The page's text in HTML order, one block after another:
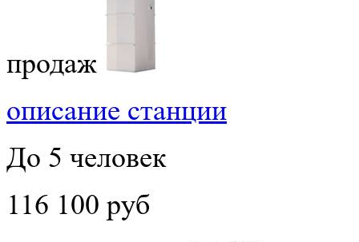
продаж
описание станции
До 5 человек
116 100 руб